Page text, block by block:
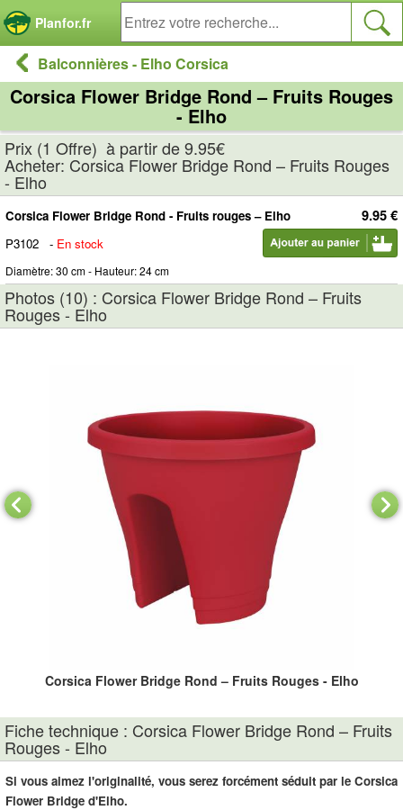
Planfor.fr
Balconnières - Elho Corsica
Corsica Flower Bridge Rond – Fruits Rouges
- Elho
Prix (1 Offre) à partir de 9.95€
Acheter: Corsica Flower Bridge Rond – Fruits Rouges
- Elho
9.95 €
Corsica Flower Bridge Rond - Fruits rouges – Elho
P3102
- En stock
Diamètre: 30 cm - Hauteur: 24 cm
Photos (10) : Corsica Flower Bridge Rond – Fruits
Rouges - Elho
Corsica Flower Bridge Rond – Fruits Rouges - Elho
Fiche technique : Corsica Flower Bridge Rond – Fruits
Rouges - Elho
Si vous aimez l'originalité, vous serez forcément séduit par le Corsica
Flower Bridge d'Elho.
Panneau de gestion des cookies